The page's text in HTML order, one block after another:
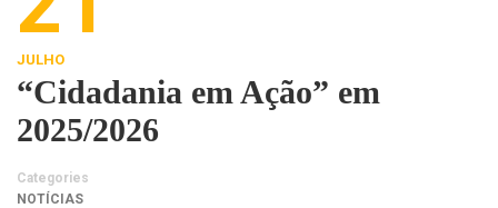
JULHO
“Cidadania em Ação” em
2025/2026
Categories
NOTÍCIAS